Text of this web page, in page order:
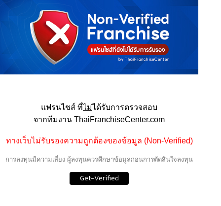
แฟรนไชส์ ที่ไม่ได้รับการตรวจสอบ
จากทีมงาน ThaiFranchiseCenter.com
ทางเว็บไม่รับรองความถูกต้องของข้อมูล (Non-Verified)
การลงทุนมีความเสี่ยง ผู้ลงทุนควรศึกษาข้อมูลก่อนการตัดสินใจลงทุน
Get-Verified